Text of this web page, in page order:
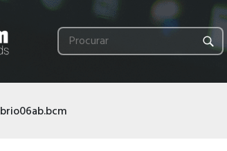
brio06ab.bcm